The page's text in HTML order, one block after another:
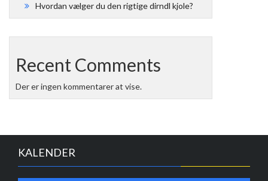
Hvordan vælger du den rigtige dirndl kjole?
Recent Comments
Der er ingen kommentarer at vise.
KALENDER